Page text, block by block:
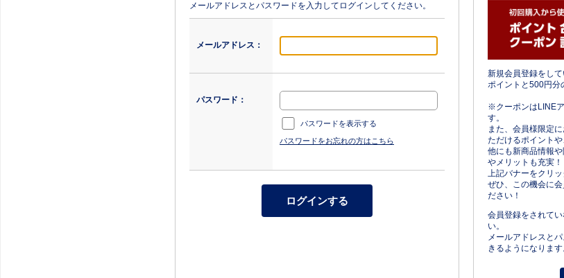
メールアドレスとパスワードを入力してログインしてください。
メールアドレス：
パスワード：
パスワードを表示する
パスワードをお忘れの方はこちら
新規会員登録をし
ポイントと500円分
※クーポンはLINE
す。
また、会員様限定
ただけるポイント
他にも新商品情報
やメリットも充実！
上記バナーをクリ
ぜひ、この機会に
ださい！
会員登録をされて
い。
メールアドレスと
きるようになります